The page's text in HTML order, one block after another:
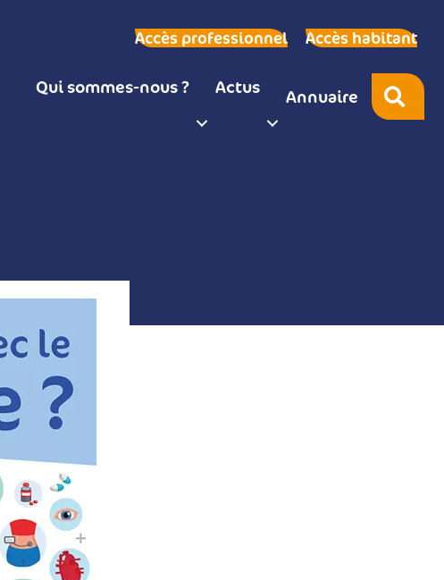
Accès professionnel Accès habitant
Qui sommes-nous ? Actus Annuaire